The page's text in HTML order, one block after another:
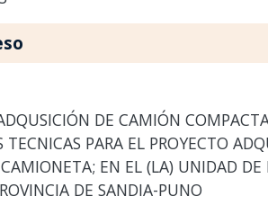
DE CAMIÓN
TECNICAS PARA EL PROYECTO
EN EL (LA) UNIDAD
DE SANDIA-PUNO